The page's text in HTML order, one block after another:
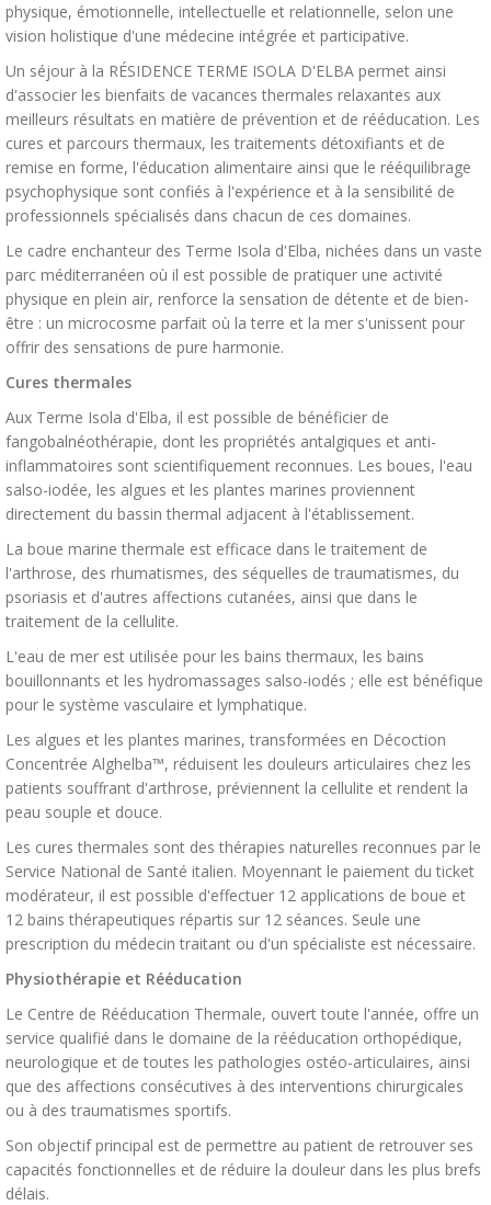
physique, émotionnelle, intellectuelle et relationnelle, selon une
vision holistique d'une médecine intégrée et participative.
Un séjour à la RÉSIDENCE TERME ISOLA D'ELBA permet ainsi
d'associer les bienfaits de vacances thermales relaxantes aux
meilleurs résultats en matière de prévention et de rééducation. Les
cures et parcours thermaux, les traitements détoxifiants et de
remise en forme, l'éducation alimentaire ainsi que le rééquilibrage
psychophysique sont confiés à l'expérience et à la sensibilité de
professionnels spécialisés dans chacun de ces domaines.
Le cadre enchanteur des Terme Isola d'Elba, nichées dans un vaste
parc méditerranéen où il est possible de pratiquer une activité
physique en plein air, renforce la sensation de détente et de bien-
être : un microcosme parfait où la terre et la mer s'unissent pour
offrir des sensations de pure harmonie.
Cures thermales
Aux Terme Isola d'Elba, il est possible de bénéficier de
fangobalnéothérapie, dont les propriétés antalgiques et anti-
inflammatoires sont scientifiquement reconnues. Les boues, l'eau
salso-iodée, les algues et les plantes marines proviennent
directement du bassin thermal adjacent à l'établissement.
La boue marine thermale est efficace dans le traitement de
l'arthrose, des rhumatismes, des séquelles de traumatismes, du
psoriasis et d'autres affections cutanées, ainsi que dans le
traitement de la cellulite.
L'eau de mer est utilisée pour les bains thermaux, les bains
bouillonnants et les hydromassages salso-iodés ; elle est bénéfique
pour le système vasculaire et lymphatique.
Les algues et les plantes marines, transformées en Décoction
Concentrée Alghelba™, réduisent les douleurs articulaires chez les
patients souffrant d'arthrose, préviennent la cellulite et rendent la
peau souple et douce.
Les cures thermales sont des thérapies naturelles reconnues par le
Service National de Santé italien. Moyennant le paiement du ticket
modérateur, il est possible d'effectuer 12 applications de boue et
12 bains thérapeutiques répartis sur 12 séances. Seule une
prescription du médecin traitant ou d'un spécialiste est nécessaire.
Physiothérapie et Rééducation
Le Centre de Rééducation Thermale, ouvert toute l'année, offre un
service qualifié dans le domaine de la rééducation orthopédique,
neurologique et de toutes les pathologies ostéo-articulaires, ainsi
que des affections consécutives à des interventions chirurgicales
ou à des traumatismes sportifs.
Son objectif principal est de permettre au patient de retrouver ses
capacités fonctionnelles et de réduire la douleur dans les plus brefs
délais.